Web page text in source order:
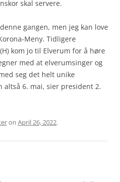
skal servere.
gangen, men jeg kan love
Meny. Tidligere
kom jo til Elverum for å høre
med at elverumsinger og
seg det helt unike
altså 6. mai, sier president 2.
on April 26, 2022.